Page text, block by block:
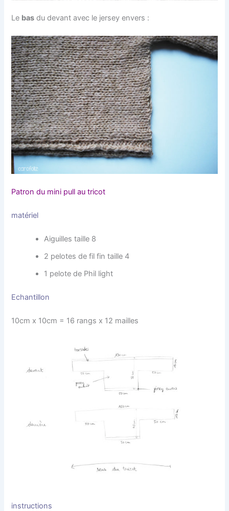
Le bas du devant avec le jersey envers :
Patron du mini pull au tricot
matériel
Aiguilles taille 8
2 pelotes de fil fin taille 4
1 pelote de Phil light
Echantillon
10cm x 10cm = 16 rangs x 12 mailles
instructions